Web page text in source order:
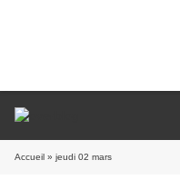
Accueil » jeudi 02 mars